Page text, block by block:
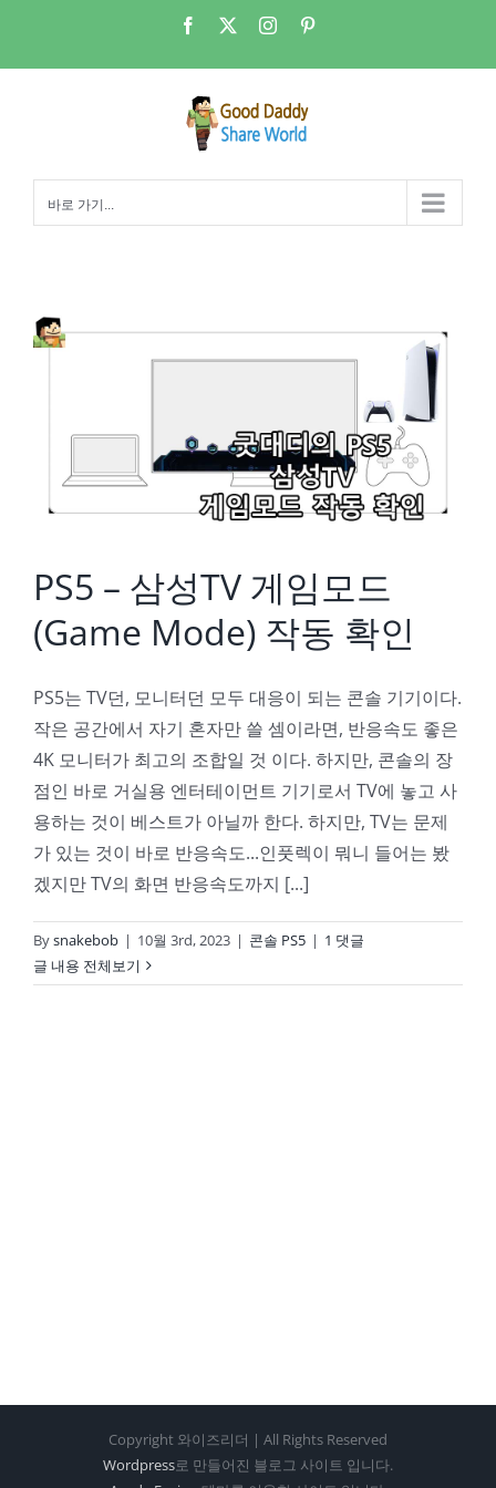
츠
Facebook Instagram
바로 가기...
PS5 – 삼성TV 게임모드
(Game Mode) 작동 확인
PS5는 TV던, 모니터던 모두 대응이 되는 콘솔 기기이다.
작은 공간에서 자기 혼자만 쓸 셈이라면, 반응속도 좋은
4K 모니터가 최고의 조합일 것 이다. 하지만, 콘솔의 장
점인 바로 거실용 엔터테이먼트 기기로서 TV에 놓고 사
용하는 것이 베스트가 아닐까 한다. 하지만, TV는 문제
가 있는 것이 바로 반응속도...인풋렉이 뭐니 들어는 봤
겠지만 TV의 화면 반응속도까지 [...]
Bysnakebob | 10월 3rd, 2023 | 콘솔 PS5 | 1 댓글
글 내용 전체보기
Copyright 와이즈리더 | All Rights Reserved
Wordpress로 만들어진 블로그 사이트 입니다.